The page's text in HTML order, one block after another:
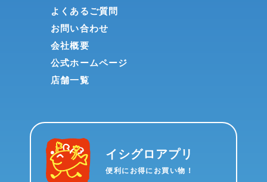
よくあるご質問
お問い合わせ
会社概要
公式ホームページ
店舗一覧
イシグロアプリ
便利にお得にお買い物！